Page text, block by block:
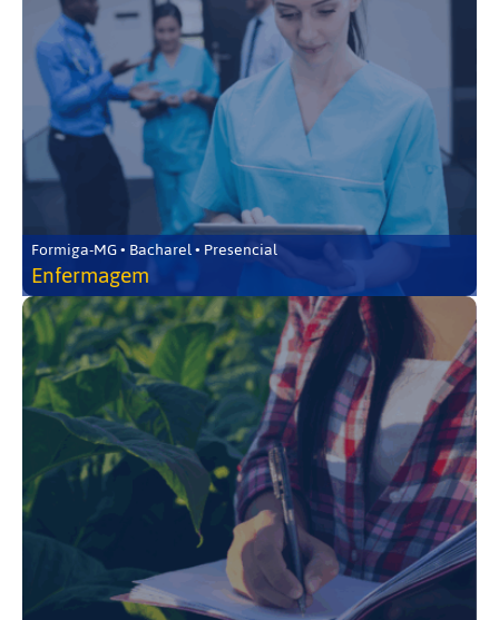
Formiga-MG • Bacharel • Presencial
Enfermagem